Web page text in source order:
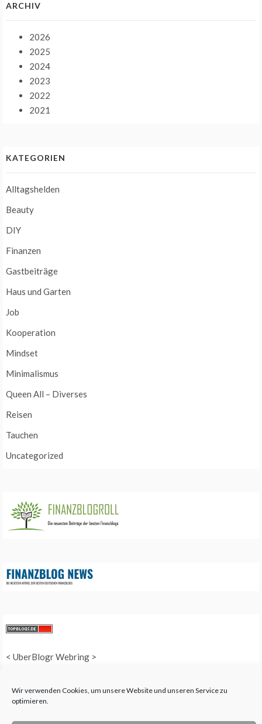
Wir verwenden Cookies, um unsere Website und unseren Service zu
optimieren.
ARCHIV
2026
2025
2024
2023
2022
2021
KATEGORIEN
Alltagshelden
Beauty
DIY
Finanzen
Gastbeiträge
Haus und Garten
Job
Kooperation
Mindset
Minimalismus
Queen All – Diverses
Reisen
Tauchen
Uncategorized
< UberBlogr Webring >
COPYRIGHT © 2025 QUEEN-ALL - ALL RIGHTS RESERVED. THEME: PROMOS